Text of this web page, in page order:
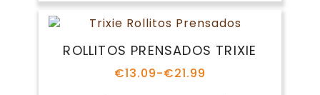
ROLLITOS PRENSADOS TRIXIE
€13.09-€21.99
Rango